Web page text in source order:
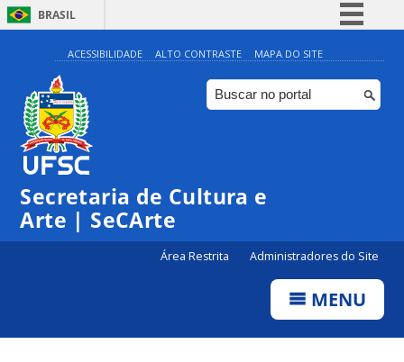
BRASIL
Simplifique!
Comunica BR
Participe
ACESSIBILIDADE ALTO CONTRASTE MAPA DO SITE
Secretaria de Cultura e
Arte | SeCArte
Área Restrita Administradores do Site
MENU
0:00
1:00